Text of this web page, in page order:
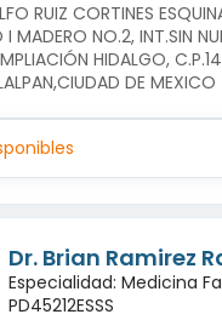
RUIZ CORTINES
I MADERO NO.2, INT.SIN
HIDALGO,
DE MEXICO
Dr. Brian Ramirez
Especialidad: Medicina
PD45212ESSS